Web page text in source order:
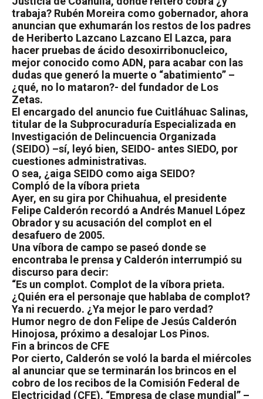
trabaja? Rubén Moreira como gobernador, ahora
anuncian que exhumarán los restos de los padres
de Heriberto Lazcano Lazcano El Lazca, para
hacer pruebas de ácido desoxirribonucleico,
mejor conocido como ADN, para acabar con las
dudas que generó la muerte o “abatimiento” –
¿qué, no lo mataron?- del fundador de Los
Zetas.
El encargado del anuncio fue Cuitláhuac Salinas,
titular de la Subprocuraduría Especializada en
Investigación de Delincuencia Organizada
(SEIDO) –sí, leyó bien, SEIDO- antes SIEDO, por
cuestiones administrativas.
O sea, ¿aiga SEIDO como aiga SEIDO?
Compló de la víbora prieta
Ayer, en su gira por Chihuahua, el presidente
Felipe Calderón recordó a Andrés Manuel López
Obrador y su acusación del complot en el
desafuero de 2005.
Una víbora de campo se paseó donde se
encontraba le prensa y Calderón interrumpió su
discurso para decir:
“Es un complot. Complot de la víbora prieta.
¿Quién era el personaje que hablaba de complot?
Ya ni recuerdo. ¿Ya mejor le paro verdad?
Humor negro de don Felipe de Jesús Calderón
Hinojosa, próximo a desalojar Los Pinos.
Fin a brincos de CFE
Por cierto, Calderón se voló la barda el miércoles
al anunciar que se terminarán los brincos en el
cobro de los recibos de la Comisión Federal de
Electricidad (CFE), “Empresa de clase mundial” –